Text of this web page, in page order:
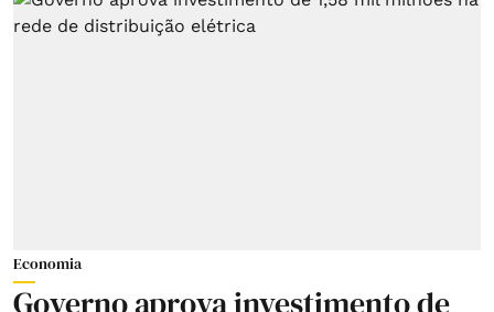
Economia
Governo aprova investimento de